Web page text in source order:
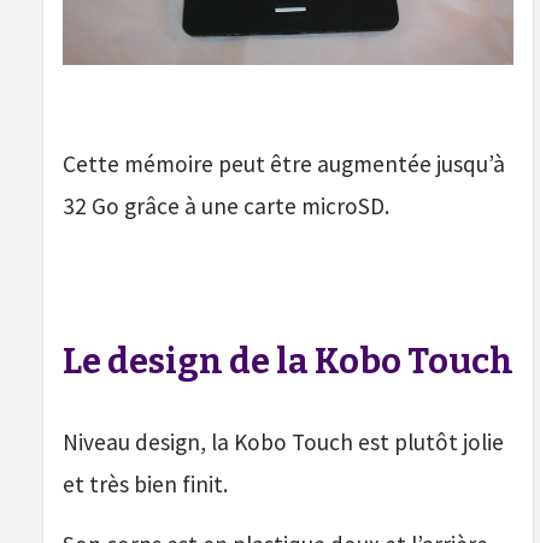
Cette mémoire peut être augmentée jusqu’à
32 Go grâce à une carte microSD.
Le design de la Kobo Touch
Niveau design, la Kobo Touch est plutôt jolie
et très bien finit.